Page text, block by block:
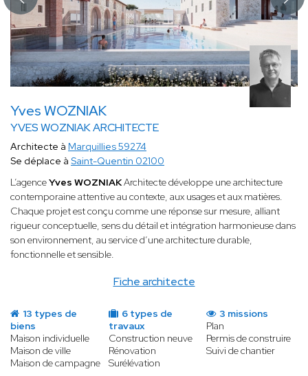
Yves WOZNIAK
YVES WOZNIAK ARCHITECTE
Fiche architecte
Architecte à Marquillies 59274
Se déplace à Saint-Quentin 02100
L’agenceYves WOZNIAKArchitecte développe une architecture
contemporaine attentive au contexte, aux usages et aux matières.
Chaque projet est conçu comme une réponse sur mesure, alliant
rigueur conceptuelle, sens du détail et intégration harmonieuse dans
son environnement, au service d’une architecture durable,
fonctionnelle et sensible.
13 types de
biens
Maison individuelle
Maison de ville
Maison de campagne
6 types de
travaux
Construction neuve
Rénovation
Surélévation
3 missions
Plan
Permis de construire
Suivi de chantier